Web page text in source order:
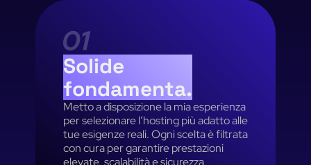
Solide
fondamenta.
Metto a disposizione la mia esperienza
per selezionare l’hosting più adatto alle
tue esigenze reali. Ogni scelta è filtrata
con cura per garantire prestazioni
elevate, scalabilità e sicurezza,